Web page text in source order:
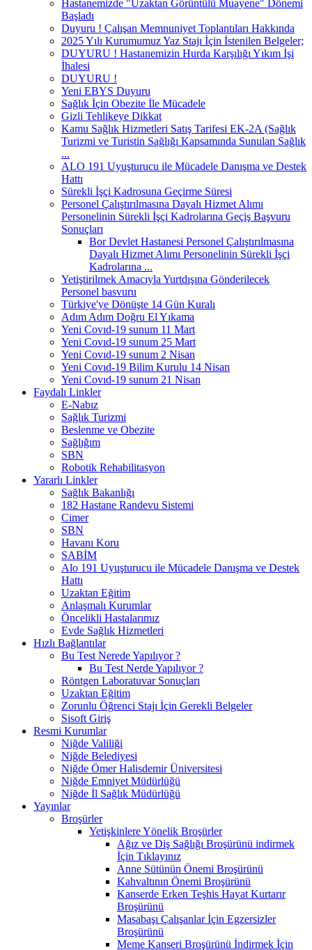
Hastanemizde "Uzaktan Görüntülü Muayene" Dönemi
Başladı
Duyuru ! Çalışan Memnuniyet Toplantıları Hakkında
2025 Yılı Kurumumuz Yaz Stajı İçin İstenilen Belgeler;
DUYURU ! Hastanemizin Hurda Karşılığı Yıkım İşi
İhalesi
DUYURU !
Yeni EBYS Duyuru
Sağlık İçin Obezite İle Mücadele
Gizli Tehlikeye Dikkat
Kamu Sağlık Hizmetleri Satış Tarifesi EK-2A (Sağlık
Turizmi ve Turistin Sağlığı Kapsamında Sunulan Sağlık
...
ALO 191 Uyuşturucu ile Mücadele Danışma ve Destek
Hattı
Sürekli İşçi Kadrosuna Geçirme Süresi
Personel Çalıştırılmasına Dayalı Hizmet Alımı
Personelinin Sürekli İşçi Kadrolarına Geçiş Başvuru
Sonuçları
Bor Devlet Hastanesi Personel Çalıştırılmasına
Dayalı Hizmet Alımı Personelinin Sürekli İşçi
Kadrolarına ...
Yetiştirilmek Amacıyla Yurtdışına Gönderilecek
Personel basvuru
Türkiye'ye Dönüşte 14 Gün Kuralı
Adım Adım Doğru El Yıkama
Yeni Covıd-19 sunum 11 Mart
Yeni Covıd-19 sunum 25 Mart
Yeni Covıd-19 sunum 2 Nisan
Yeni Covıd-19 Bilim Kurulu 14 Nisan
Yeni Covıd-19 sunum 21 Nisan
Faydalı Linkler
E-Nabız
Sağlık Turizmi
Beslenme ve Obezite
Sağlığım
SBN
Robotik Rehabilitasyon
Yararlı Linkler
Sağlık Bakanlığı
182 Hastane Randevu Sistemi
Cimer
SBN
Havanı Koru
SABİM
Alo 191 Uyuşturucu ile Mücadele Danışma ve Destek
Hattı
Uzaktan Eğitim
Anlaşmalı Kurumlar
Öncelikli Hastalarımız
Evde Sağlık Hizmetleri
Hızlı Bağlantılar
Bu Test Nerede Yapılıyor ?
Bu Test Nerde Yapılıyor ?
Röntgen Laboratuvar Sonuçları
Uzaktan Eğitim
Zorunlu Öğrenci Stajı İçin Gerekli Belgeler
Sisoft Giriş
Resmi Kurumlar
Niğde Valiliği
Niğde Belediyesi
Niğde Ömer Halisdemir Üniversitesi
Niğde Emniyet Müdürlüğü
Niğde İl Sağlık Müdürlüğü
Yayınlar
Broşürler
Yetişkinlere Yönelik Broşürler
Ağız ve Diş Sağlığı Broşürünü indirmek
İçin Tıklayınız
Anne Sütünün Önemi Broşürünü
Kahvaltının Önemi Broşürünü
Kanserde Erken Teşhis Hayat Kurtarır
Broşürünü
Masabaşı Çalışanlar İçin Egzersizler
Broşürünü
Meme Kanseri Broşürünü İndirmek İçin